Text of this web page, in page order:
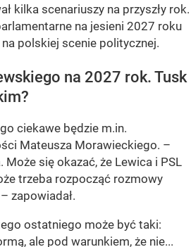
kilka scenariuszy na przyszły rok.
na jesieni 2027 roku
polskiej scenie politycznej.
na 2027 rok. Tusk
ciekawe będzie m.in.
Mateusza Morawieckiego. –
Może się okazać, że Lewica i PSL
trzeba rozpocząć rozmowy
zapowiadał.
ostatniego może być taki:
ale pod warunkiem, że nie...